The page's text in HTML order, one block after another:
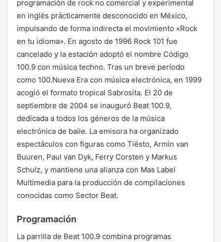
programación de rock no comercial y experimental
en inglés prácticamente desconocido en México,
impulsando de forma indirecta el movimiento «Rock
en tu idioma». En agosto de 1996 Rock 101 fue
cancelado y la estación adoptó el nombre Código
100.9 con música techno. Tras un breve período
como 100.Nueva Era con música electrónica, en 1999
acogió el formato tropical Sabrosita. El 20 de
septiembre de 2004 se inauguró Beat 100.9,
dedicada a todos los géneros de la música
electrónica de baile. La emisora ha organizado
espectáculos con figuras como Tiësto, Armin van
Buuren, Paul van Dyk, Ferry Corsten y Markus
Schulz, y mantiene una alianza con Mas Label
Multimedia para la producción de compilaciones
conocidas como Sector Beat.
Programación
La parrilla de Beat 100.9 combina programas